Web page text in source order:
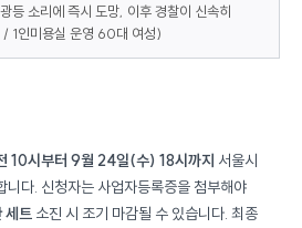
등 소리에 즉시 도망, 이후 경찰이 신속히
/ 1인미용실 운영 60대 여성)
10시부터 9월 24일(수) 18시까지
신청자는 사업자등록증을 첨부해야
세트 소진 시 조기 마감될 수 있습니다. 최종